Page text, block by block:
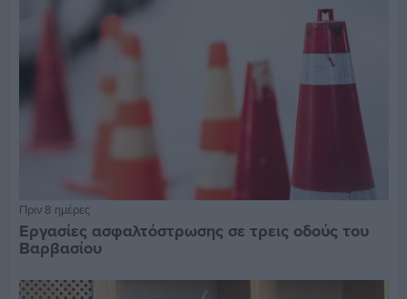
Πριν 8 ημέρες
Εργασίες ασφαλτόστρωσης σε τρεις οδούς του
Βαρβασίου